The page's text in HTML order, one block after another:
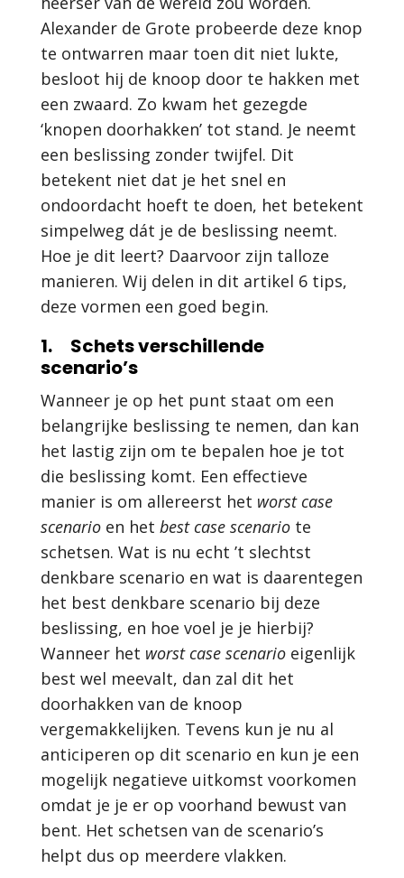
Alexander de Grote probeerde deze knop
te ontwarren maar toen dit niet lukte,
besloot hij de knoop door te hakken met
een zwaard. Zo kwam het gezegde
‘knopen doorhakken’ tot stand. Je neemt
een beslissing zonder twijfel. Dit
betekent niet dat je het snel en
ondoordacht hoeft te doen, het betekent
simpelweg dát je de beslissing neemt.
Hoe je dit leert? Daarvoor zijn talloze
manieren. Wij delen in dit artikel 6 tips,
deze vormen een goed begin.
1. Schets verschillende
scenario’s
Wanneer je op het punt staat om een
belangrijke beslissing te nemen, dan kan
het lastig zijn om te bepalen hoe je tot
die beslissing komt. Een effectieve
manier is om allereerst het worst case
scenarioen het best case scenariote
schetsen. Wat is nu echt ’t slechtst
denkbare scenario en wat is daarentegen
het best denkbare scenario bij deze
beslissing, en hoe voel je je hierbij?
Wanneer het worst case scenario eigenlijk
best wel meevalt, dan zal dit het
doorhakken van de knoop
vergemakkelijken. Tevens kun je nu al
anticiperen op dit scenario en kun je een
mogelijk negatieve uitkomst voorkomen
omdat je je er op voorhand bewust van
bent. Het schetsen van de scenario’s
helpt dus op meerdere vlakken.